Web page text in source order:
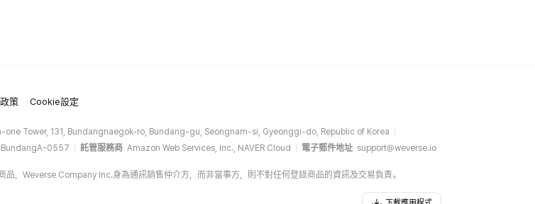
策 Cookie設定
one Tower, 131, Bundangnaegok-ro, Bundang-gu, Seongnam-si, Gyeonggi-do, Republic of Korea
0557 託管服務商 Amazon Web Services, Inc., NAVER Cloud 電子郵件地址 support@weverse.io
，Weverse Company Inc.身為通訊銷售仲介方，而非當事方，則不對任何登錄商品的資訊及交易負責。